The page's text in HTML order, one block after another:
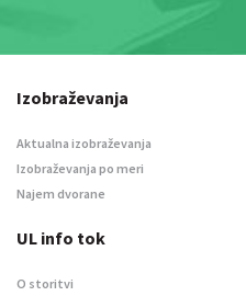
Izobraževanja
Aktualna izobraževanja
Izobraževanja po meri
Najem dvorane
UL info tok
O storitvi